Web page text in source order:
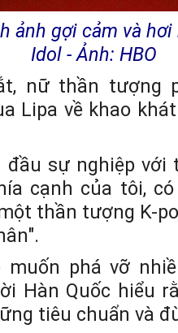
ảnh gợi cảm và
Idol - Ảnh: HBO
nữ thần tượng
Lipa về khao
đầu sự nghiệp với
cạnh của tôi,
thần tượng K-
muốn phá vỡ
Hàn Quốc hiểu
tiêu chuẩn và